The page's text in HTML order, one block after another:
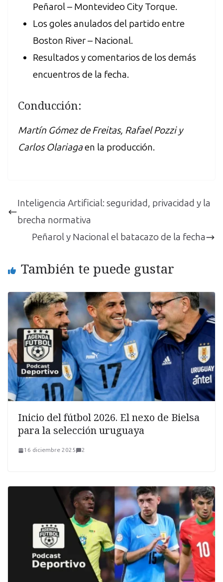
Peñarol – Montevideo City Torque.
Los goles anulados del partido entre
Boston River – Nacional.
Resultados y comentarios de los demás
encuentros de la fecha.
Conducción:
Martín Gómez de Freitas, Rafael Pozzi y
Carlos Olariagaen la producción.
Inteligencia Artificial: seguridad, privacidad y la
brecha normativa
Peñarol y Nacional el batacazo de la fecha
También te puede gustar
Inicio del fútbol 2026. El nexo de Bielsa
para la selección uruguaya
16 diciembre 2025 2